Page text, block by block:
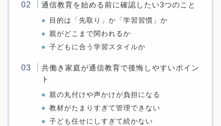
通信教育を始める前に確認したい3つのこと
目的は「先取り」か「学習習慣」か
親がどこまで関われるか
子どもに合う学習スタイルか
共働き家庭が通信教育で後悔しやすいポイン
ト
親の丸付けや声かけが負担になる
教材がたまりすぎて管理できない
子ども任せにしすぎて続かない